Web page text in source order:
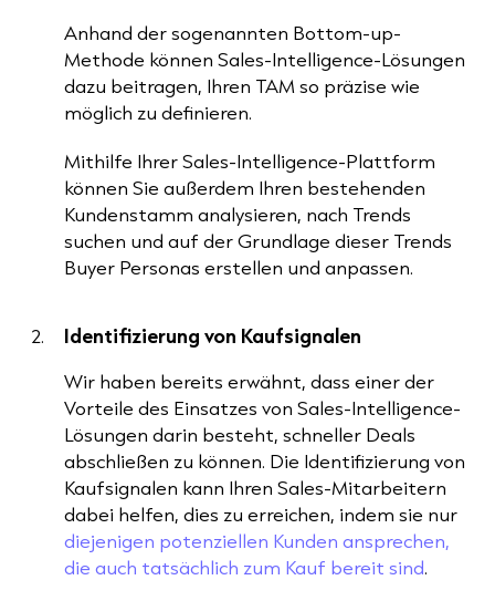
Anhand der sogenannten Bottom-up-
Methode können Sales-Intelligence-Lösungen
dazu beitragen, Ihren TAM so präzise wie
möglich zu definieren.
Mithilfe Ihrer Sales-Intelligence-Plattform
können Sie außerdem Ihren bestehenden
Kundenstamm analysieren, nach Trends
suchen und auf der Grundlage dieser Trends
Buyer Personas erstellen und anpassen.
Identifizierung von Kaufsignalen
Wir haben bereits erwähnt, dass einer der
Vorteile des Einsatzes von Sales-Intelligence-
Lösungen darin besteht, schneller Deals
abschließen zu können. Die Identifizierung von
Kaufsignalen kann Ihren Sales-Mitarbeitern
dabei helfen, dies zu erreichen, indem sie nur
diejenigen potenziellen Kunden ansprechen,
die auch tatsächlich zum Kauf bereit sind.